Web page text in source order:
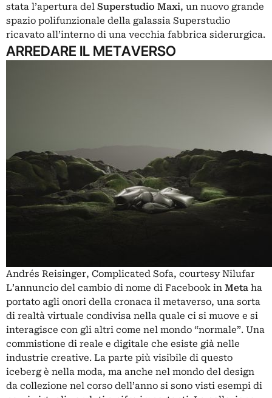
stata l’apertura del Superstudio Maxi, un nuovo grande
spazio polifunzionale della galassia Superstudio
ricavato all’interno di una vecchia fabbrica siderurgica.
ARREDARE IL METAVERSO
Andrés Reisinger, Complicated Sofa, courtesy Nilufar
L’annuncio del cambio di nome di Facebook in Meta ha
portato agli onori della cronaca il metaverso, una sorta
di realtà virtuale condivisa nella quale ci si muove e si
interagisce con gli altri come nel mondo “normale”. Una
commistione di reale e digitale che esiste già nelle
industrie creative. La parte più visibile di questo
iceberg è nella moda, ma anche nel mondo del design
da collezione nel corso dell’anno si sono visti esempi di